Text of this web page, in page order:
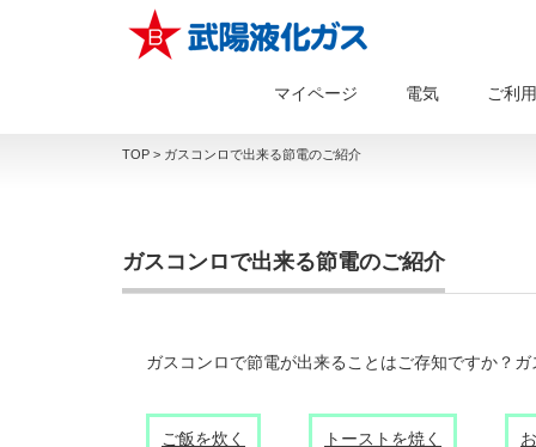
マイページ 電気 ご利
TOP > ガスコンロで出来る節電のご紹介
ガスコンロで出来る節電のご紹介
ガスコンロで節電が出来ることはご存知ですか？
ご飯を炊く トーストを焼く